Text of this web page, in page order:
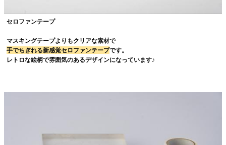
セロファンテープ
マスキングテープよりもクリアな素材で
手でちぎれる新感覚セロファンテープです。
レトロな絵柄で雰囲気のあるデザインになっています♪